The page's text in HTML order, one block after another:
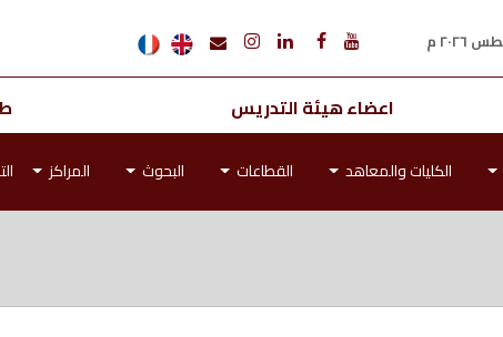
اعضاء هيئة التدريس
الكليات والمعاهد القطاعات البحوث المراكز